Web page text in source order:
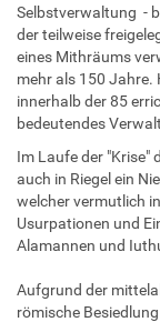
Selbstverwaltung -
der teilweise
eines Mithräums
mehr als 150 Jahre.
innerhalb der 85
bedeutendes
Im Laufe der "Krise"
auch in Riegel ein
welcher vermutlich
Usurpationen und
Alamannen und
Aufgrund der
römische